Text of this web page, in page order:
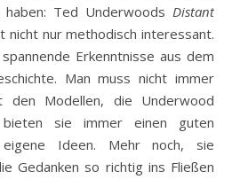
Ted Underwoods Distant
nicht nur methodisch interessant.
Erkenntnisse aus dem
Man muss nicht immer
den Modellen, die Underwood
sie immer einen guten
eigene Ideen. Mehr noch, sie
Gedanken so richtig ins Fließen